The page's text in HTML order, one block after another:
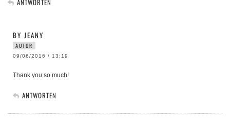
ANTWORTEN
BY JEANY
AUTOR
09/06/2016 / 13:19
Thank you so much!
ANTWORTEN